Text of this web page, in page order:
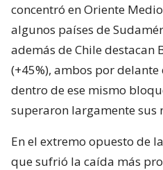
concentró en Oriente
algunos países de
además de Chile destacan
(+45%), ambos por
dentro de ese mismo
superaron largamente sus
En el extremo opuesto de
que sufrió la caída más